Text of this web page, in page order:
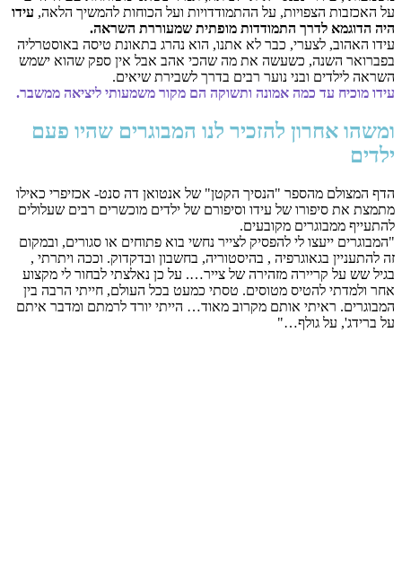
על האכזבות הצפויות, על ההתמודדויות ועל הכוחות להמשיך הלאה, עידו
היה הדוגמא לדרך התמודדות מופתית שמעוררת השראה.
עידו האהוב, לצערי, כבר לא אתנו, הוא נהרג בתאונת טיסה באוסטרליה
בפברואר השנה, כשעשה את מה שהכי אהב אבל אין ספק שהוא ישמש
השראה לילדים ובני נוער רבים בדרך לשבירת שיאים.
עידו מוכיח עד כמה אמונה ותשוקה הם מקור משמעותי ליציאה ממשבר.
ומשהו אחרון להזכיר לנו המבוגרים שהיו פעם
ילדים
הדף המצולם מהספר "הנסיך הקטן" של אנטואן דה סנט- אכזיפרי כאילו
מתמצת את סיפורו של עידו וסיפורם של ילדים מוכשרים רבים שעלולים
להתעייף ממבוגרים מקובעים.
"המבוגרים ייעצו לי להפסיק לצייר נחשי בוא פתוחים או סגורים, ובמקום
זה להתעניין בגאוגרפיה , בהיסטוריה, בחשבון ובדקדוק. וככה ויתרתי ,
בגיל שש על קריירה מזהירה של צייר…. על כן נאלצתי לבחור לי מקצוע
אחר ולמדתי להטיס מטוסים. טסתי כמעט בכל העולם, חייתי הרבה בין
המבוגרים. ראיתי אותם מקרוב מאוד… הייתי יורד לרמתם ומדבר איתם
על ברידג', על גולף…"